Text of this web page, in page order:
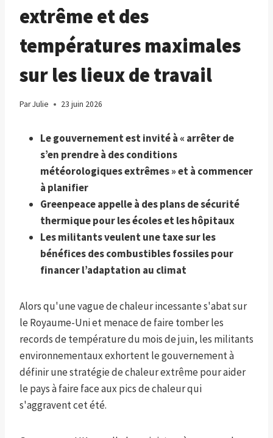
extrême et des
températures maximales
sur les lieux de travail
ParJulie 23 juin 2026
Le gouvernement est invité à « arrêter de
s’en prendre à des conditions
météorologiques extrêmes » et à commencer
à planifier
Greenpeace appelle à des plans de sécurité
thermique pour les écoles et les hôpitaux
Les militants veulent une taxe sur les
bénéfices des combustibles fossiles pour
financer l’adaptation au climat
Alors qu'une vague de chaleur incessante s'abat sur
le Royaume-Uni et menace de faire tomber les
records de température du mois de juin, les militants
environnementaux exhortent le gouvernement à
définir une stratégie de chaleur extrême pour aider
le pays à faire face aux pics de chaleur qui
s'aggravent cet été.